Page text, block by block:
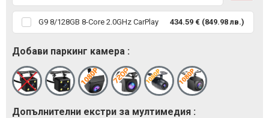
G9 8/128GB 8-Core 2.0GHz CarPlay 434.59 € (849.98 лв.)
Добави паркинг камера :
Допълнителни екстри за мултимедия :